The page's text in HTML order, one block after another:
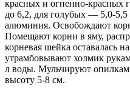
красных и огненно-красных
до 6,2, для голубых — 5,0-5,5
алюминия. Освобождают
Помещают корни в яму,
корневая шейка оставалась
утрамбовывают холмик
л воды. Мульчируют
высоту 5-8 см.